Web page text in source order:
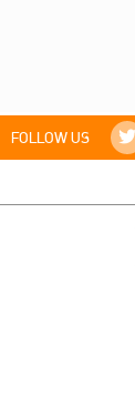
FOLLOW US